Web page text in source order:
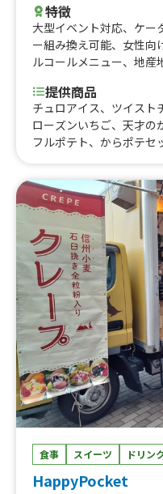
特徴
大型イベント対応、 ケー
ー組み換え可能、 女性向
ルコールメニュー、 地産
提供商品
チュロアイス、ツイスト
ローズンいちご、天才
フルポテト、からポテセ
氷、生ビール、ハイボー
リンク
食事 スイーツ ドリン
HappyPocket